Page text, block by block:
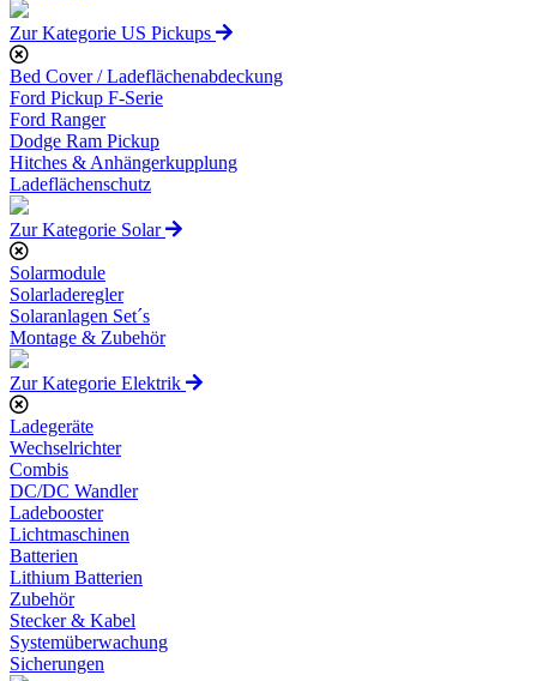
Zur Kategorie US Pickups
Bed Cover / Ladeflächenabdeckung
Ford Pickup F-Serie
Ford Ranger
Dodge Ram Pickup
Hitches & Anhängerkupplung
Ladeflächenschutz
Zur Kategorie Solar
Solarmodule
Solarladeregler
Solaranlagen Set´s
Montage & Zubehör
Zur Kategorie Elektrik
Ladegeräte
Wechselrichter
Combis
DC/DC Wandler
Ladebooster
Lichtmaschinen
Batterien
Lithium Batterien
Zubehör
Stecker & Kabel
Systemüberwachung
Sicherungen